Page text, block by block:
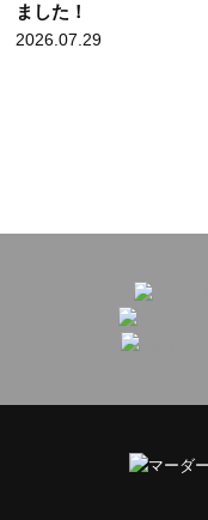
ました！
2026.07.29